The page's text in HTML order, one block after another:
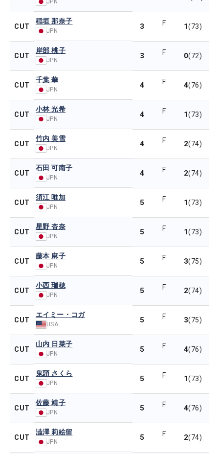
CUT
稲垣 那奈子
JPN 3 F 1(73)
CUT
岸部 桃子
JPN 3 F 0(72)
CUT
千葉 華
JPN 4 F 4(76)
CUT
小林 光希
JPN 4 F 1(73)
CUT
竹内 美雪
JPN 4 F 2(74)
CUT
石田 可南子
JPN 4 F 2(74)
CUT
須江 唯加
JPN 5 F 1(73)
CUT
星野 杏奈
JPN 5 F 1(73)
CUT
藤本 麻子
JPN 5 F 3(75)
CUT
小西 瑞穂
JPN 5 F 2(74)
CUT
エイミー・コガ
USA 5 F 3(75)
CUT
山内 日菜子
JPN 5 F 4(76)
CUT
鬼頭 さくら
JPN 5 F 1(73)
CUT
佐藤 靖子
JPN 5 F 4(76)
CUT
澁澤 莉絵留
JPN 5 F 2(74)